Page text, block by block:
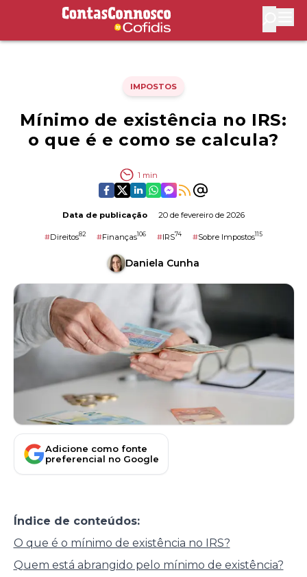
Contas Connosco by Cofidis
IMPOSTOS
Mínimo de existência no IRS:
o que é e como se calcula?
1 min
Data de publicação 20 de fevereiro de 2026
#Direitos82 #Finanças106 #IRS74 #Sobre Impostos115
Daniela Cunha
Adicione como fonte
preferencial no Google
Índice de conteúdos:
O que é o mínimo de existência no IRS?
Quem está abrangido pelo mínimo de existência?